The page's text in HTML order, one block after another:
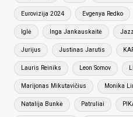
Eurovizija 2024 Evgenya Redko
Iglė Inga Jankauskaitė
Jurijus Justinas Jarutis
Lauris Reiniks Leon Somov
Marijonas Mikutavičius Monika
Natalija Bunkė Patruliai